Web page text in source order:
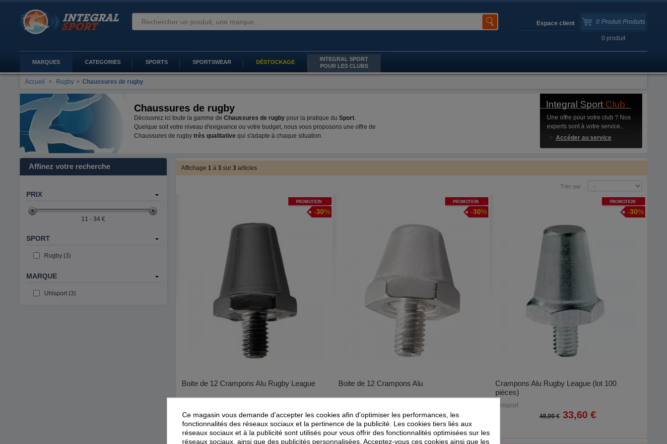
0 Produit Produits
0 produit
Espace client
MARQUES CATEGORIES SPORTS SPORTSWEAR DÉSTOCKAGE
INTEGRAL SPORT
POUR LES CLUBS
Accueil > Rugby > Chaussures de rugby
Chaussures de rugby
Découvrez ici toute la gamme deChaussures de rugby pour la pratique duSport.
Quelque soit votre niveau d'exigeance ou votre budget, nous vous proposons une offre de
Chaussures de rugbytrès qualitative qui s'adapte à chaque situation.
Integral Sport Club
Une offre pour votre club ? Nos
experts sont à votre service..
> Accéder au service
Affinez votre recherche
PRIX
11 - 34 €
SPORT
Rugby (3)
MARQUE
Uhlsport (3)
Affichage1à3sur3articles
Trier par
Promotion
-30%
Boite de 12 Crampons Alu Rugby League
18,90 € 13,23 €
Promotion
-30%
Boite de 12 Crampons Alu
16,90 €
11,83 €
Promotion
-30%
Crampons Alu Rugby League (lot 100
pièces)
Uhlsport
48,00 € 33,60 €
Ce magasin vous demande d'accepter les cookies afin d'optimiser les performances, les
fonctionnalités des réseaux sociaux et la pertinence de la publicité. Les cookies tiers liés aux
réseaux sociaux et à la publicité sont utilisés pour vous offrir des fonctionnalités optimisées sur les
réseaux sociaux, ainsi que des publicités personnalisées. Acceptez-vous ces cookies ainsi que les